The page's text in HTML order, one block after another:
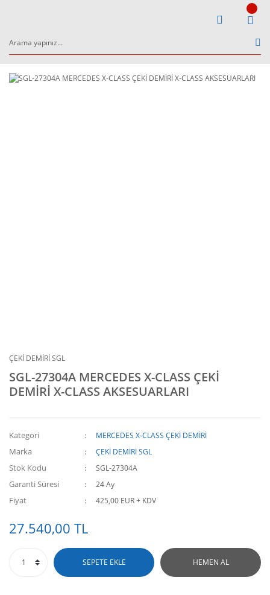
ÇEKİ DEMİRİ SGL
SGL-27304A MERCEDES X-CLASS ÇEKİ
DEMİRİ X-CLASS AKSESUARLARI
Kategori MERCEDES X-CLASS ÇEKİ DEMİRİ
Marka ÇEKİ DEMİRİ SGL
Stok Kodu SGL-27304A
Garanti Süresi 24 Ay
Fiyat 425,00 EUR + KDV
27.540,00 TL
SEPETE EKLE HEMEN AL